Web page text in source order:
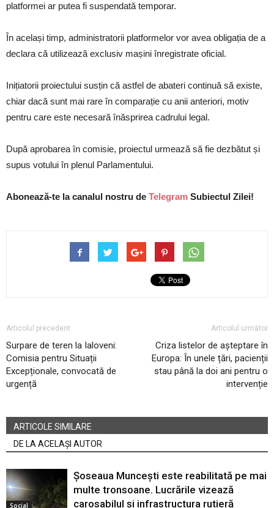
platformei ar putea fi suspendată temporar.
În același timp, administratorii platformelor vor avea obligația de a
declara că utilizează exclusiv mașini înregistrate oficial.
Inițiatorii proiectului susțin că astfel de abateri continuă să existe,
chiar dacă sunt mai rare în comparație cu anii anteriori, motiv
pentru care este necesară înăsprirea cadrului legal.
După aprobarea în comisie, proiectul urmează să fie dezbătut și
supus votului în plenul Parlamentului.
Abonează-te la canalul nostru de Telegram Subiectul Zilei!
Articolul precedent
Surpare de teren la Ialoveni:
Comisia pentru Situații
Excepționale, convocată de
urgență
Articolul următor
Criza listelor de așteptare în
Europa: În unele țări, pacienții
stau până la doi ani pentru o
intervenție
ARTICOLE SIMILARE
DE LA ACELAȘI AUTOR
Social
Șoseaua Muncești este reabilitată pe mai
multe tronsoane. Lucrările vizează
carosabilul și infrastructura rutieră